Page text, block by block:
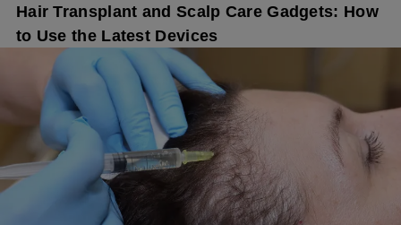
Hair Transplant and Scalp Care Gadgets: How
to Use the Latest Devices